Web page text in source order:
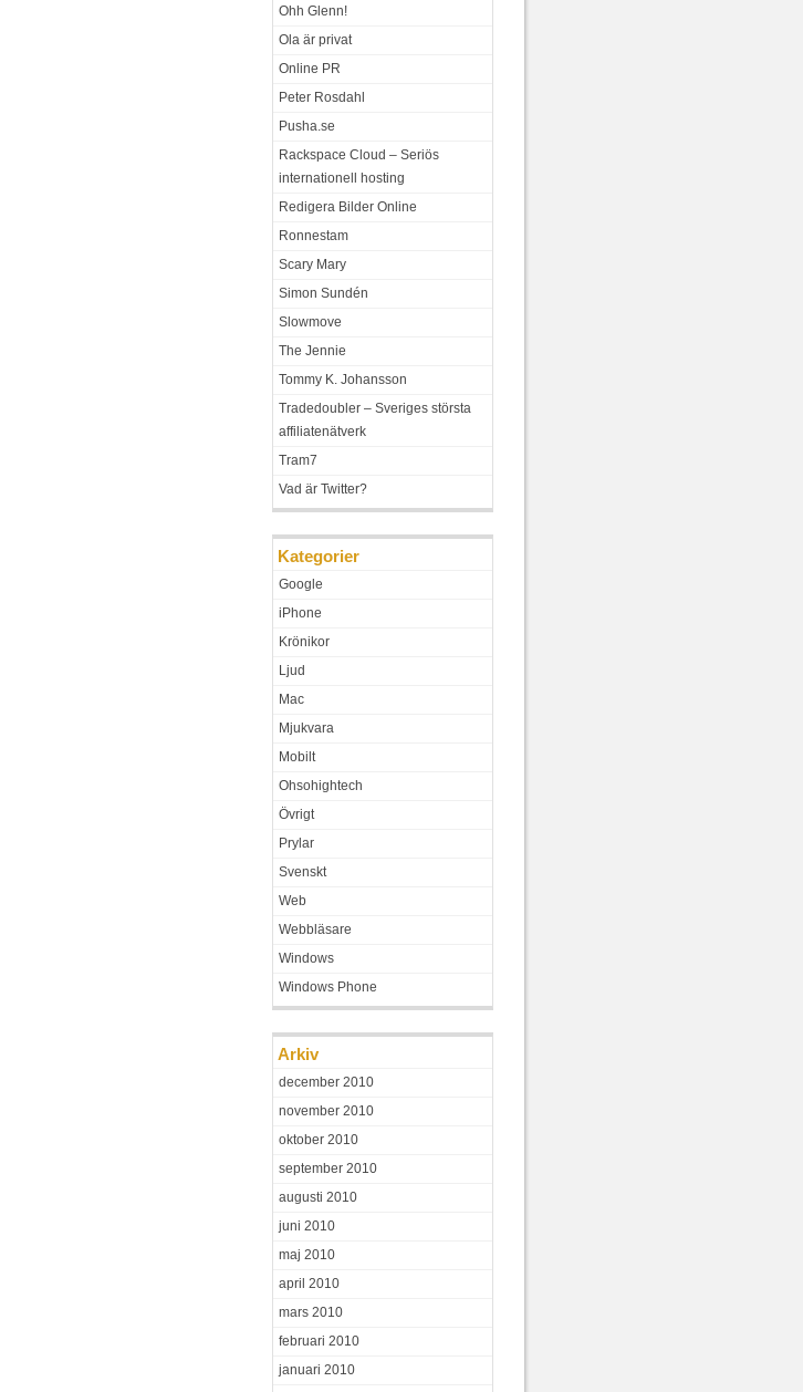
Ohh Glenn!
Ola är privat
Online PR
Peter Rosdahl
Pusha.se
Rackspace Cloud – Seriös
internationell hosting
Redigera Bilder Online
Ronnestam
Scary Mary
Simon Sundén
Slowmove
The Jennie
Tommy K. Johansson
Tradedoubler – Sveriges största
affiliatenätverk
Tram7
Vad är Twitter?
Kategorier
Google
iPhone
Krönikor
Ljud
Mac
Mjukvara
Mobilt
Ohsohightech
Övrigt
Prylar
Svenskt
Web
Webbläsare
Windows
Windows Phone
Arkiv
december 2010
november 2010
oktober 2010
september 2010
augusti 2010
juni 2010
maj 2010
april 2010
mars 2010
februari 2010
januari 2010